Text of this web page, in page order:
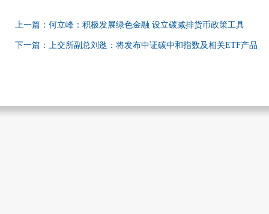
上一篇：何立峰：积极发展绿色金融 设立碳减排货币政策工具
下一篇：上交所副总刘逖：将发布中证碳中和指数及相关ETF产品